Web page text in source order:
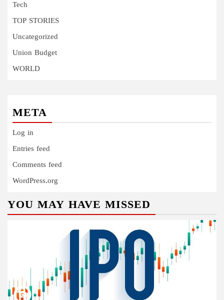
Tech
TOP STORIES
Uncategorized
Union Budget
WORLD
META
Log in
Entries feed
Comments feed
WordPress.org
YOU MAY HAVE MISSED